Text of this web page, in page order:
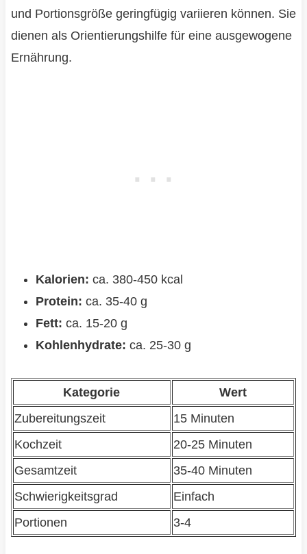
und Portionsgröße geringfügig variieren können. Sie
dienen als Orientierungshilfe für eine ausgewogene
Ernährung.
Kalorien: ca. 380-450 kcal
Protein: ca. 35-40 g
Fett: ca. 15-20 g
Kohlenhydrate: ca. 25-30 g
Kategorie
Wert
Zubereitungszeit
15 Minuten
Kochzeit
20-25 Minuten
Gesamtzeit
35-40 Minuten
Schwierigkeitsgrad
Einfach
Portionen
3-4